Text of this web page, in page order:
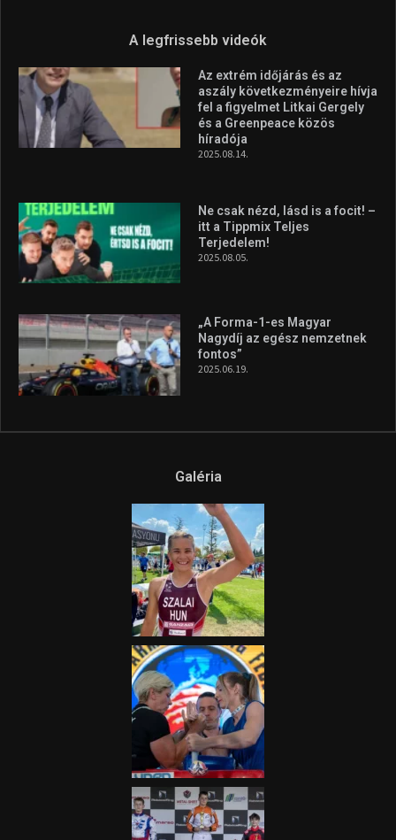
A legfrissebb videók
Az extrém időjárás és az
aszály következményeire hívja
fel a figyelmet Litkai Gergely
és a Greenpeace közös
híradója
2025.08.14.
Ne csak nézd, lásd is a focit! –
itt a Tippmix Teljes
Terjedelem!
2025.08.05.
„A Forma-1-es Magyar
Nagydíj az egész nemzetnek
fontos”
2025.06.19.
Galéria